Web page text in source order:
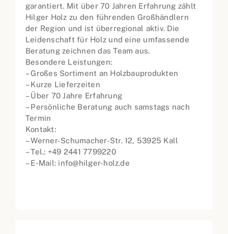
garantiert. Mit über 70 Jahren Erfahrung zählt
Hilger Holz zu den führenden Großhändlern
der Region und ist überregional aktiv. Die
Leidenschaft für Holz und eine umfassende
Beratung zeichnen das Team aus.
Besondere Leistungen:
– Großes Sortiment an Holzbauprodukten
– Kurze Lieferzeiten
– Über 70 Jahre Erfahrung
– Persönliche Beratung auch samstags nach
Termin
Kontakt:
– Werner-Schumacher-Str. 12, 53925 Kall
– Tel.: +49 2441 7799220
– E-Mail: info@hilger-holz.de